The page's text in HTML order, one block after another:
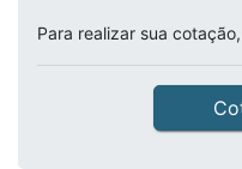
Para realizar sua